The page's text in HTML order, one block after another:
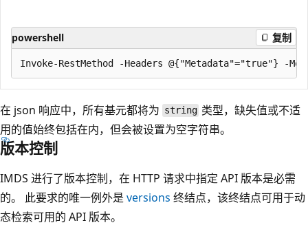
powershell 复制
在 json 响应中，所有基元都将为 string 类型，缺失值或不适
用的值始终包括在内，但会被设置为空字符串。
版本控制
IMDS 进行了版本控制，在 HTTP 请求中指定 API 版本是必需
的。 此要求的唯一例外是 versions 终结点，该终结点可用于动
态检索可用的 API 版本。